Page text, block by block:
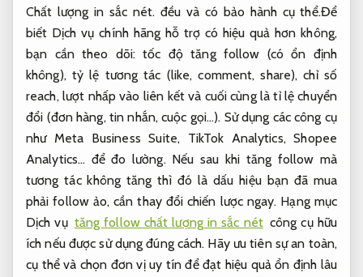
Chất lượng in sắc nét. đều và có bảo hành cụ thể.Để
biết Dịch vụ chính hãng hỗ trợ có hiệu quả hơn không,
bạn cần theo dõi: tốc độ tăng follow (có ổn định
không), tỷ lệ tương tác (like, comment, share), chỉ số
reach, lượt nhấp vào liên kết và cuối cùng là tỉ lệ chuyển
đổi (đơn hàng, tin nhắn, cuộc gọi…). Sử dụng các công cụ
như Meta Business Suite, TikTok Analytics, Shopee
Analytics… để đo lường. Nếu sau khi tăng follow mà
tương tác không tăng thì đó là dấu hiệu bạn đã mua
phải follow ảo, cần thay đổi chiến lược ngay. Hạng mục
Dịch vụ tăng follow chất lượng in sắc nét công cụ hữu
ích nếu được sử dụng đúng cách. Hãy ưu tiên sự an toàn,
cụ thể và chọn đơn vị uy tín để đạt hiệu quả ổn định lâu